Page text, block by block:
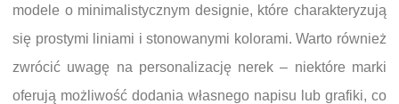
modele o minimalistycznym designie, które charakteryzują
się prostymi liniami i stonowanymi kolorami. Warto również
zwrócić uwagę na personalizację nerek – niektóre marki
oferują możliwość dodania własnego napisu lub grafiki, co